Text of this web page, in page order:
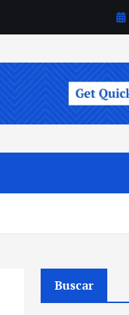
Buscar